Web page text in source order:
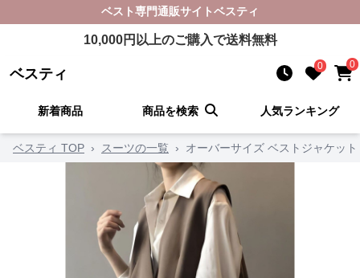
ベスト専門通販サイトベスティ
10,000円以上のご購入で送料無料
ベスティ 0 0
新着商品 商品を検索 人気ランキング
ベスティ TOP › スーツの一覧 › オーバーサイズ ベストジャケット